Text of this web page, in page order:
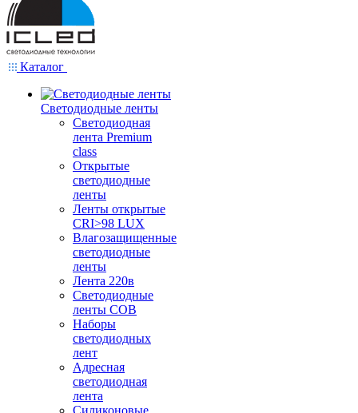
Каталог
Светодиодные ленты
Светодиодная
лента Premium
class
Открытые
светодиодные
ленты
Ленты открытые
CRI>98 LUX
Влагозащищенные
светодиодные
ленты
Лента 220в
Светодиодные
ленты COB
Наборы
светодиодных
лент
Адресная
светодиодная
лента
Силиконовые